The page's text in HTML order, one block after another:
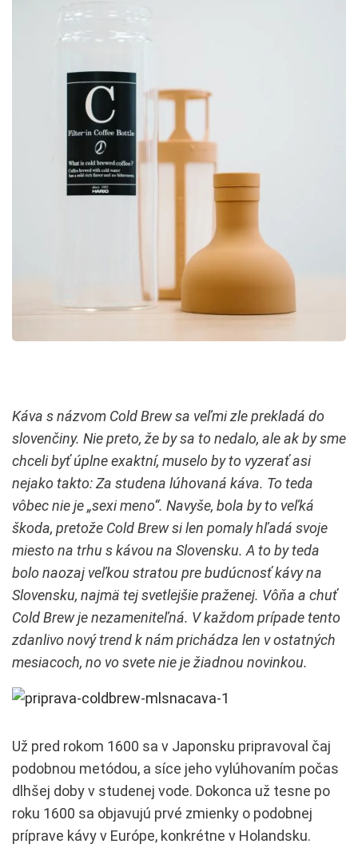
Káva s názvom Cold Brew sa veľmi zle prekladá do
slovenčiny. Nie preto, že by sa to nedalo, ale ak by sme
chceli byť úplne exaktní, muselo by to vyzerať asi
nejako takto: Za studena lúhovaná káva. To teda
vôbec nie je „sexi meno“. Navyše, bola by to veľká
škoda, pretože Cold Brew si len pomaly hľadá svoje
miesto na trhu s kávou na Slovensku. A to by teda
bolo naozaj veľkou stratou pre budúcnosť kávy na
Slovensku, najmä tej svetlejšie praženej. Vôňa a chuť
Cold Brew je nezameniteľná. V každom prípade tento
zdanlivo nový trend k nám prichádza len v ostatných
mesiacoch, no vo svete nie je žiadnou novinkou.
Už pred rokom 1600 sa v Japonsku pripravoval čaj
podobnou metódou, a síce jeho vylúhovaním počas
dlhšej doby v studenej vode. Dokonca už tesne po
roku 1600 sa objavujú prvé zmienky o podobnej
príprave kávy v Európe, konkrétne v Holandsku.